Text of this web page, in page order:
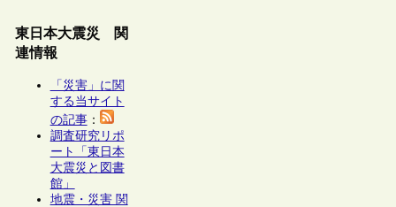
東日本大震災 関
連情報
「災害」に関
する当サイト
の記事：
調査研究リポ
ート「東日本
大震災と図書
館」
地震・災害 関